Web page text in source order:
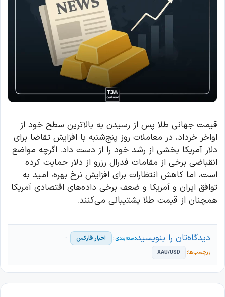
قیمت جهانی طلا پس از رسیدن به بالاترین سطح خود از
اواخر خرداد، در معاملات روز پنج‌شنبه با افزایش تقاضا برای
دلار آمریکا بخشی از رشد خود را از دست داد. اگرچه مواضع
انقباضی برخی از مقامات فدرال رزرو از دلار حمایت کرده
است، اما کاهش انتظارات برای افزایش نرخ بهره، امید به
توافق ایران و آمریکا و ضعف برخی داده‌های اقتصادی آمریکا
همچنان از قیمت طلا پشتیبانی می‌کنند.
اخبار فارکس
XAU/USD
دیدگاه‌تان را بنویسید